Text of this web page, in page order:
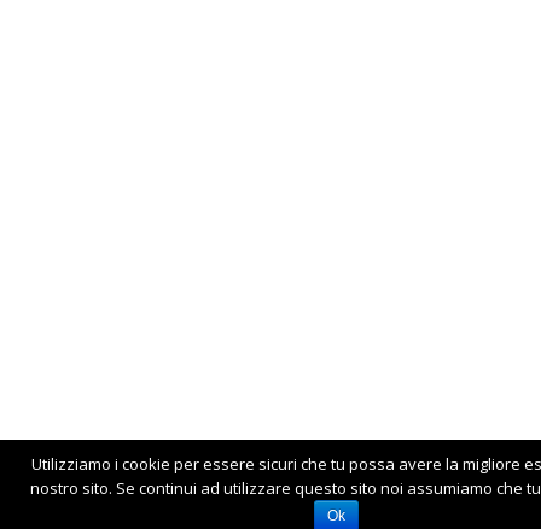
Utilizziamo i cookie per essere sicuri che tu possa avere la migliore
nostro sito. Se continui ad utilizzare questo sito noi assumiamo che
Ok